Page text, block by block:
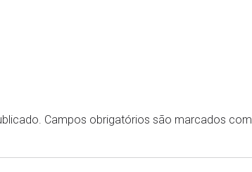
Campos obrigatórios são marcados com